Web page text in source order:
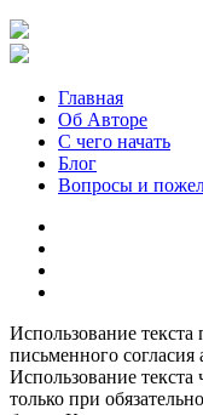
Главная
Об Авторе
С чего начать
Блог
Вопросы и
Использование
письменного согласия
Использование
только при